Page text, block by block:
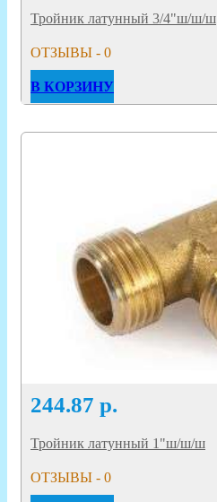
Тройник латунный 3/4"ш/ш/ш
ОТЗЫВЫ - 0
В КОРЗИНУ
244.87 р.
Тройник латунный 1"ш/ш/ш
ОТЗЫВЫ - 0